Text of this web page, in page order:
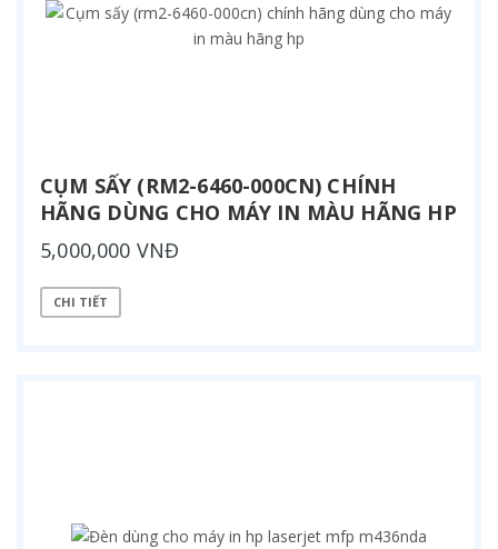
CỤM SẤY (RM2-6460-000CN) CHÍNH
HÃNG DÙNG CHO MÁY IN MÀU HÃNG HP
5,000,000 VNĐ
CHI TIẾT